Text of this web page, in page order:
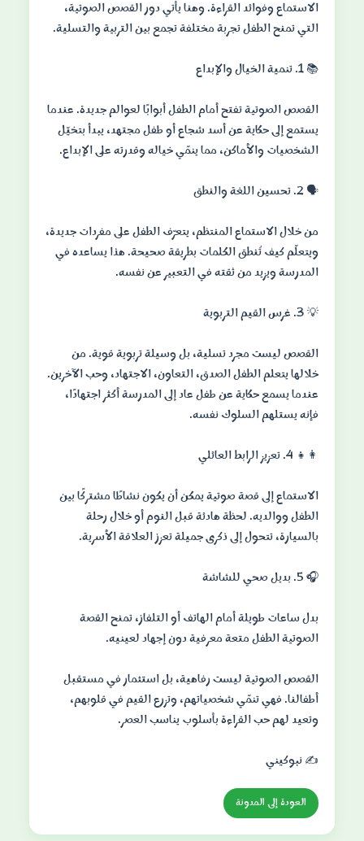
الاستماع وفوائد القراءة. وهنا يأتي دور القصص الصوتية،
📚 1. تنمية الخيال والإبداع
القصص الصوتية تفتح أمام الطفل أبوابًا لعوالم جديدة. عندما
يستمع إلى حكاية عن أسد شجاع أو طفل مجتهد، يبدأ بتخيّل
🗣️ 2. تحسين اللغة والنطق
من خلال الاستماع المنتظم، يتعرّف الطفل على مفردات جديدة،
ويتعلّم كيف تُنطق الكلمات بطريقة صحيحة. هذا يساعده في
💡 3. غرس القيم التربوية
القصص ليست مجرد تسلية، بل وسيلة تربوية قوية. من
خلالها يتعلم الطفل الصدق، التعاون، الاجتهاد، وحب الآخرين.
عندما يسمع حكاية عن طفل عاد إلى المدرسة أكثر اجتهادًا،
👩‍👧 4. تعزيز الرابط العائلي
الاستماع إلى قصة صوتية يمكن أن يكون نشاطًا مشتركًا بين
الطفل ووالديه. لحظة هادئة قبل النوم أو خلال رحلة
🎧 5. بديل صحي للشاشة
بدل ساعات طويلة أمام الهاتف أو التلفاز، تمنح القصة
القصص الصوتية ليست رفاهية، بل استثمار في مستقبل
أطفالنا. فهي تنمّي شخصياتهم، وتزرع القيم في قلوبهم،
✍️ نبوكيني
العودة إلى المدونة